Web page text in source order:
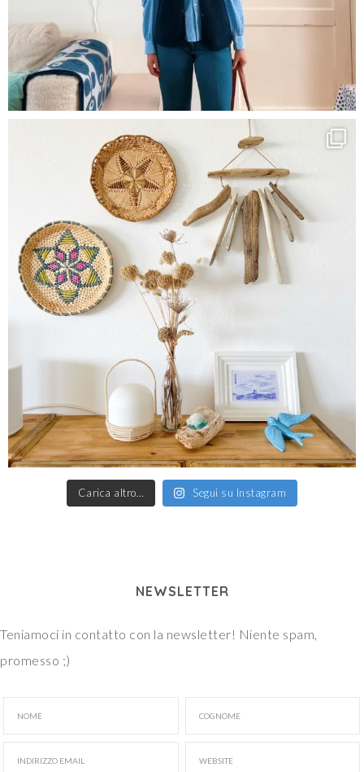
Carica altro… Segui su Instagram
NEWSLETTER
Teniamoci in contatto con la newsletter! Niente spam,
promesso ;)